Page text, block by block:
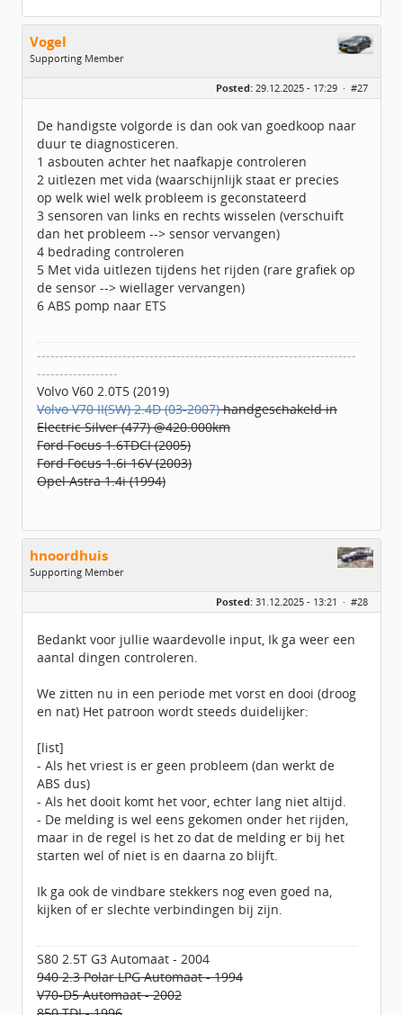
Vogel
Supporting Member
Leeftijd:
48
Geregistreerd:06 / 2017
Posted: 29.12.2025 - 17:29 · #27
De handigste volgorde is dan ook van goedkoop naar
duur te diagnosticeren.
1 asbouten achter het naafkapje controleren
2 uitlezen met vida (waarschijnlijk staat er precies
op welk wiel welk probleem is geconstateerd
3 sensoren van links en rechts wisselen (verschuift
dan het probleem --> sensor vervangen)
4 bedrading controleren
5 Met vida uitlezen tijdens het rijden (rare grafiek op
de sensor --> wiellager vervangen)
6 ABS pomp naar ETS
-----------------------------------------------------------------------
------------------
Volvo V60 2.0T5 (2019)
Volvo V70 II(SW) 2.4D (03-2007)handgeschakeld in
Electric Silver (477) @420.000km
Ford Focus 1.6TDCI (2005)
Ford Focus 1.6i 16V (2003)
Opel Astra 1.4i (1994)
hnoordhuis
Supporting Member
Geslacht:
Leeftijd:
57
Geregistreerd:11 / 2015
Posted: 31.12.2025 - 13:21 · #28
Bedankt voor jullie waardevolle input, Ik ga weer een
aantal dingen controleren.
We zitten nu in een periode met vorst en dooi (droog
en nat) Het patroon wordt steeds duidelijker:
[list]
- Als het vriest is er geen probleem (dan werkt de
ABS dus)
- Als het dooit komt het voor, echter lang niet altijd.
- De melding is wel eens gekomen onder het rijden,
maar in de regel is het zo dat de melding er bij het
starten wel of niet is en daarna zo blijft.
Ik ga ook de vindbare stekkers nog even goed na,
kijken of er slechte verbindingen bij zijn.
S80 2.5T G3 Automaat - 2004
940 2.3 Polar LPG Automaat - 1994
V70-D5 Automaat - 2002